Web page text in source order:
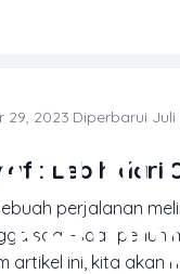
29, 2023·Diperbarui Juli
Lebih dari
perjalanan
saat-saat penuh
artikel ini, kita